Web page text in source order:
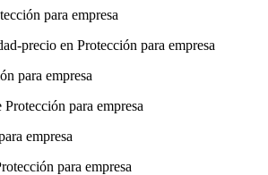
para empresa
precio en Protección para empresa
para empresa
para empresa
empresa
para empresa